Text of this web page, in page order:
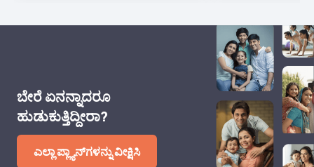
ಬೇರೆ ಏನನ್ನಾದರೂ
ಹುಡುಕುತ್ತಿದ್ದೀರಾ?
ಎಲ್ಲಾ ಪ್ಲ್ಯಾನ್‌ಗಳನ್ನು ವೀಕ್ಷಿಸಿ